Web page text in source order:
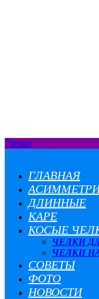
Челки
ГЛАВНАЯ
ДЛИННЫЕ
КАРЕ
КОСЫЕ
ЧЕЛКИ
ЧЕЛКИ
СОВЕТЫ
ФОТО
НОВОСТИ